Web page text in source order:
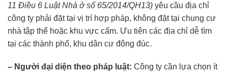
11 Điều 6 Luật Nhà ở số 65/2014/QH13) yêu cầu địa chỉ
công ty phải đặt tại vị trí hợp pháp, không đặt tại chung cư
nhà tập thể hoặc khu vực cấm. Ưu tiên các địa chỉ dễ tìm
tại các thành phố, khu dân cư đông đúc.
– Người đại diện theo pháp luật: Công ty cần lựa chọn ít